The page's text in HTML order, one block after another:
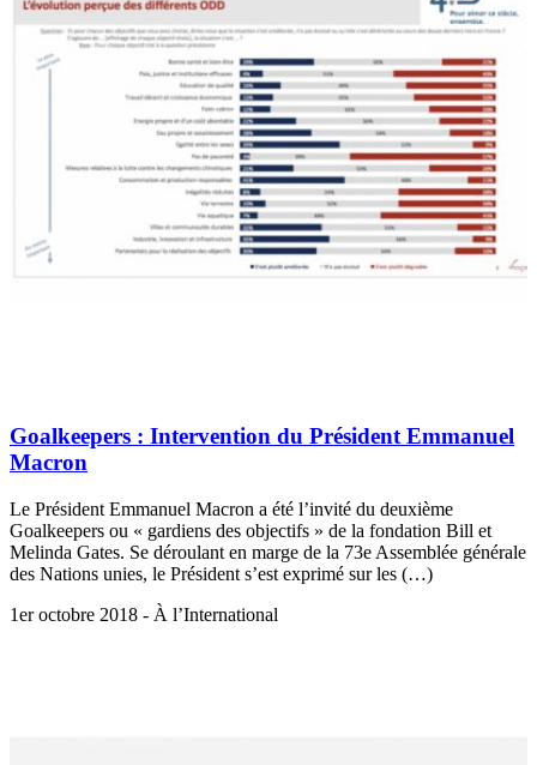
Goalkeepers : Intervention du Président Emmanuel
Macron
Le Président Emmanuel Macron a été l’invité du deuxième
Goalkeepers ou « gardiens des objectifs » de la fondation Bill et
Melinda Gates. Se déroulant en marge de la 73e Assemblée générale
des Nations unies, le Président s’est exprimé sur les (…)
1er octobre 2018 - À l’International